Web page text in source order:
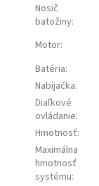
Nosič
batožiny:
Motor:
Batéria:
Nabíjačka:
Diaľkové
ovládanie:
Hmotnosť:
Maximálna
hmotnosť
systému: